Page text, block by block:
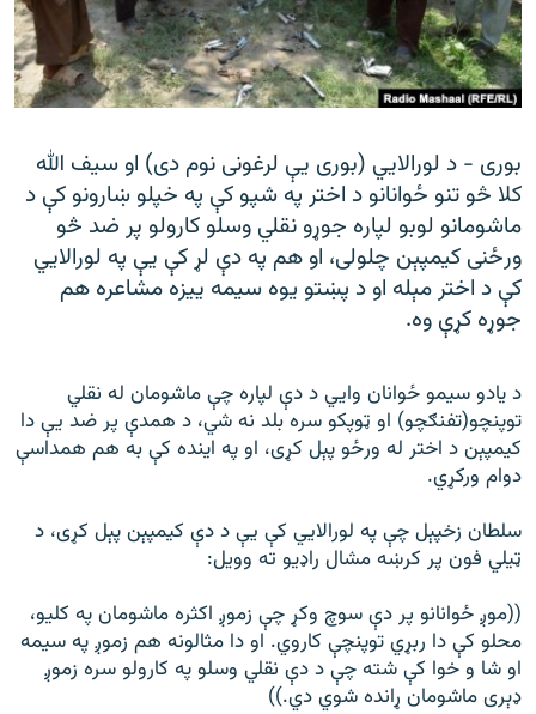
۱۴ ساعته راډیويي خپرونې
Gandhara
د ازادې اروپا راډیو ټولې ووبپاڼې
بوری - د لورالايي (بوری یې لرغونی نوم دی) او سیف الله
کلا څو تنو ځوانانو د اختر په شپو کې په خپلو ښارونو کې د
ماشومانو لوبو لپاره جوړو نقلي وسلو کارولو پر ضد څو
ورځنی کیمپېن چلولی، او هم په دې لړ کې يې په لورالايي
کې د اختر مېله او د پښتو يوه سیمه ييزه مشاعره هم
جوړه کړې وه.
د يادو سیمو ځوانان وايي د دې لپاره چې ماشومان له نقلي
توپنچو(تفنګچو) او ټوپکو سره بلد نه شي، د همدې پر ضد يې دا
کیمپېن د اختر له ورځو پېل کړی، او په اينده کې به هم همداسې
دوام ورکړي.
سلطان زخپېل چې په لورالايي کې يې د دې کیمپېن پېل کړی، د
ټيلي فون پر کرښه مشال راډيو ته وویل:
((موږ ځوانانو پر دې سوچ وکړ چې زموږ اکثره ماشومان په کلیو،
محلو کې دا ربړي توپنچې کاروي. او دا مثالونه هم زموږ په سیمه
او شا و خوا کې شته چې د دې نقلي وسلو په کارولو سره زموږ
ډېری ماشومان ړانده شوي دي.))